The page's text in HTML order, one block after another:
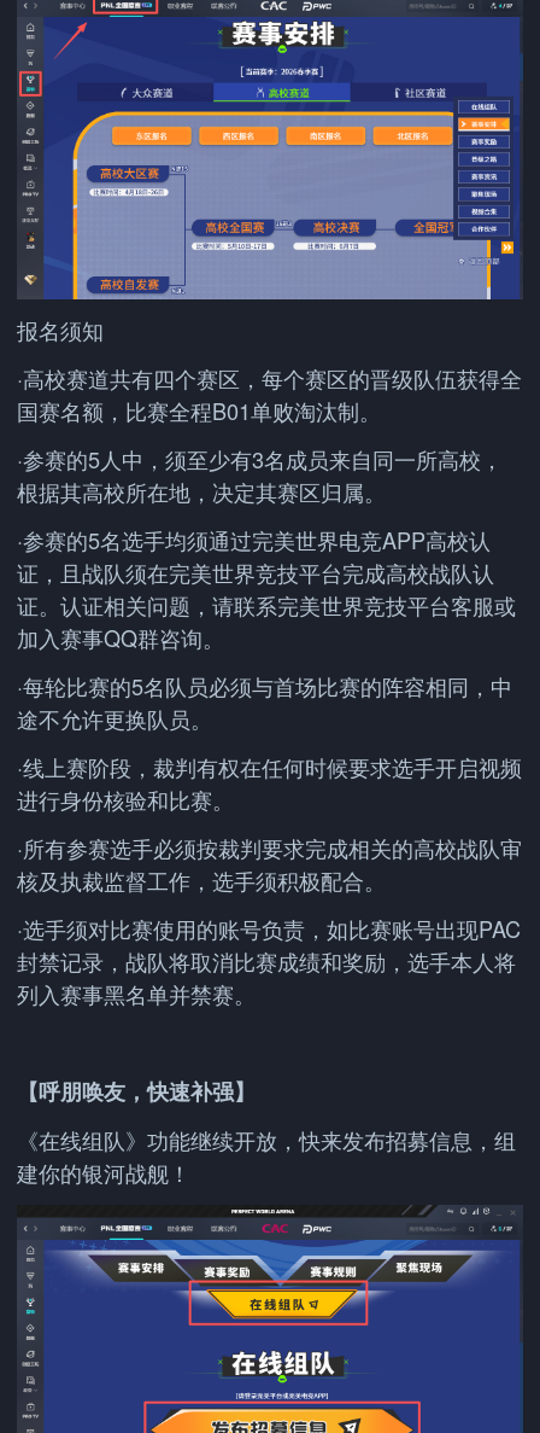
报名须知
·高校赛道共有四个赛区，每个赛区的晋级队伍获得全
国赛名额，比赛全程B01单败淘汰制。
·参赛的5人中，须至少有3名成员来自同一所高校，
根据其高校所在地，决定其赛区归属。
·参赛的5名选手均须通过完美世界电竞APP高校认
证，且战队须在完美世界竞技平台完成高校战队认
证。认证相关问题，请联系完美世界竞技平台客服或
加入赛事QQ群咨询。
·每轮比赛的5名队员必须与首场比赛的阵容相同，中
途不允许更换队员。
·线上赛阶段，裁判有权在任何时候要求选手开启视频
进行身份核验和比赛。
·所有参赛选手必须按裁判要求完成相关的高校战队审
核及执裁监督工作，选手须积极配合。
·选手须对比赛使用的账号负责，如比赛账号出现PAC
封禁记录，战队将取消比赛成绩和奖励，选手本人将
列入赛事黑名单并禁赛。
【呼朋唤友，快速补强】
《在线组队》功能继续开放，快来发布招募信息，组
建你的银河战舰！